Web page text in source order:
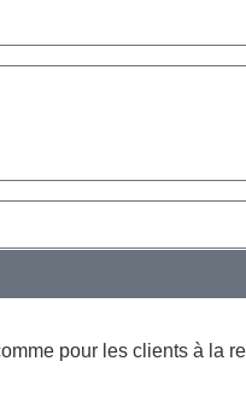
pour les clients à la